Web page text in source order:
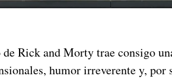
Rick and Morty trae consigo
humor irreverente y, por